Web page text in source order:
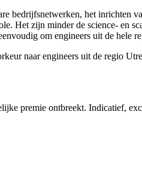
bedrijfsnetwerken, het inrichten
Het zijn minder de science- en
om engineers uit de hele
naar engineers uit de regio
premie ontbreekt. Indicatief,